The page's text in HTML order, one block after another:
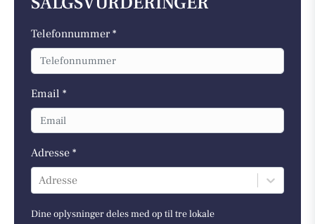
Telefonnummer *
Email *
Adresse *
Adresse
Dine oplysninger deles med op til tre lokale